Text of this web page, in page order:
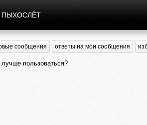
ПЫХОСЛЁТ
сообщения ответы на мои сообщения
пользоваться?